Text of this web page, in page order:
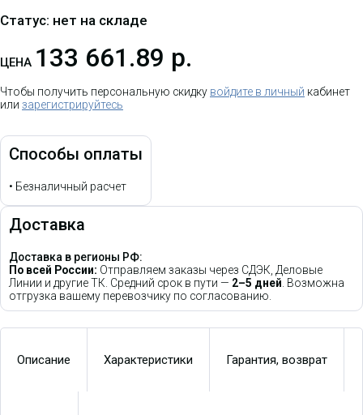
Статус: нет на складе
ЦЕНА 133 661.89 р.
Чтобы получить персональную скидку войдите в личный кабинет
или зарегистрируйтесь
Способы оплаты
• Безналичный расчет
Доставка
Доставка в регионы РФ:
По всей России: Отправляем заказы через СДЭК, Деловые
Линии и другие ТК. Средний срок в пути — 2–5 дней. Возможна
отгрузка вашему перевозчику по согласованию.
Описание Характеристики Гарантия, возврат